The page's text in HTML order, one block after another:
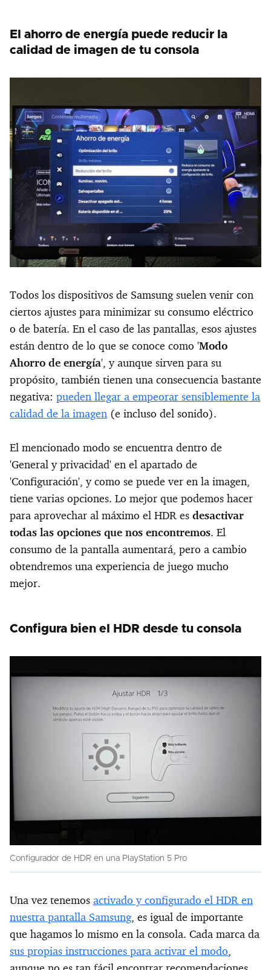
El ahorro de energía puede reducir la
calidad de imagen de tu consola
Todos los dispositivos de Samsung suelen venir con
ciertos ajustes para minimizar su consumo eléctrico
o de batería. En el caso de las pantallas, esos ajustes
están dentro de lo que se conoce como 'Modo
Ahorro de energía', y aunque sirven para su
propósito, también tienen una consecuencia bastante
negativa: pueden llegar a empeorar sensiblemente la
calidad de la imagen (e incluso del sonido).
El mencionado modo se encuentra dentro de
'General y privacidad' en el apartado de
'Configuración', y como se puede ver en la imagen,
tiene varias opciones. Lo mejor que podemos hacer
para aprovechar al máximo el HDR es desactivar
todas las opciones que nos encontremos. El
consumo de la pantalla aumentará, pero a cambio
obtendremos una experiencia de juego mucho
mejor.
Configura bien el HDR desde tu consola
Configurador de HDR en una PlayStation 5 Pro
Una vez tenemos activado y configurado el HDR en
nuestra pantalla Samsung, es igual de importante
que hagamos lo mismo en la consola. Cada marca da
sus propias instrucciones para activar el modo,